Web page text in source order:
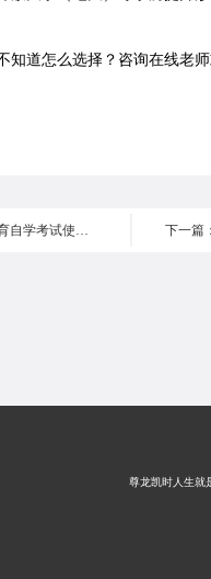
知道怎么选择？咨询在线老
上一篇：关于公布2022年4月吉林省高等教育自学考试使用教材目录的通知
尊龙凯时人生就